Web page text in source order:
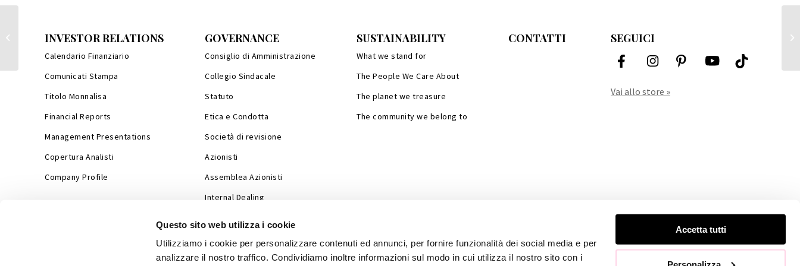
Questo sito web utilizza i cookie
Utilizziamo i cookie per personalizzare contenuti ed annunci, per fornire funzionalità dei social media e per
analizzare il nostro traffico. Condividiamo inoltre informazioni sul modo in cui utilizza il nostro sito con i
Accetta tutti
INVESTOR RELATIONS
Calendario Finanziario
Comunicati Stampa
Titolo Monnalisa
Financial Reports
Management Presentations
Copertura Analisti
Company Profile
GOVERNANCE
Consiglio di Amministrazione
Collegio Sindacale
Statuto
Etica e Condotta
Società di revisione
Azionisti
Assemblea Azionisti
Internal Dealing
SUSTAINABILITY
What we stand for
The People We Care About
The planet we treasure
The community we belong to
CONTATTI SEGUICI
Vai allo store »
ordinaria